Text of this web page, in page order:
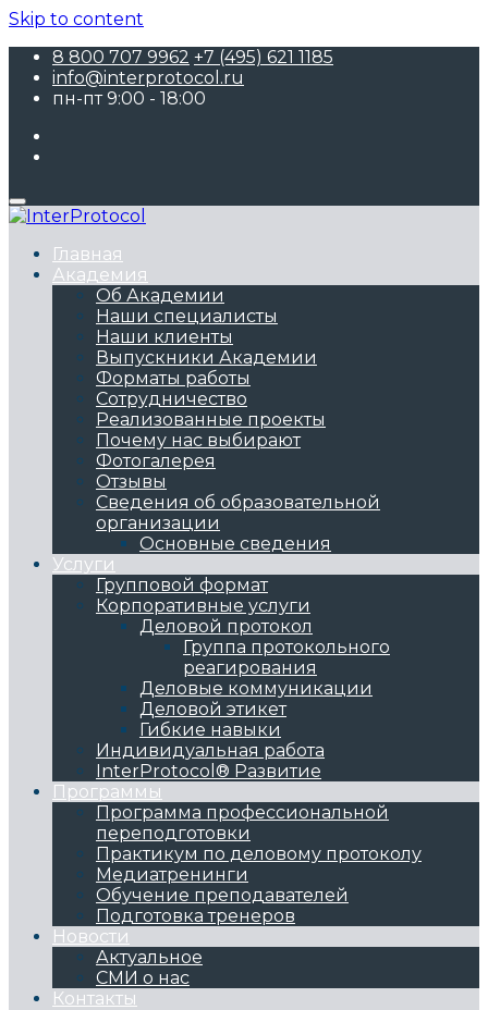
Skip to content
8 800 707 9962 +7 (495) 621 1185
info@interprotocol.ru
пн-пт 9:00 - 18:00
Главная
Академия
Об Академии
Наши специалисты
Наши клиенты
Выпускники Академии
Форматы работы
Сотрудничество
Реализованные проекты
Почему нас выбирают
Фотогалерея
Отзывы
Сведения об образовательной
организации
Основные сведения
Услуги
Групповой формат
Корпоративные услуги
Деловой протокол
Группа протокольного
реагирования
Деловые коммуникации
Деловой этикет
Гибкие навыки
Индивидуальная работа
InterProtocol® Развитие
Программы
Программа профессиональной
переподготовки
Практикум по деловому протоколу
Медиатренинги
Обучение преподавателей
Подготовка тренеров
Новости
Актуальное
СМИ о нас
Контакты